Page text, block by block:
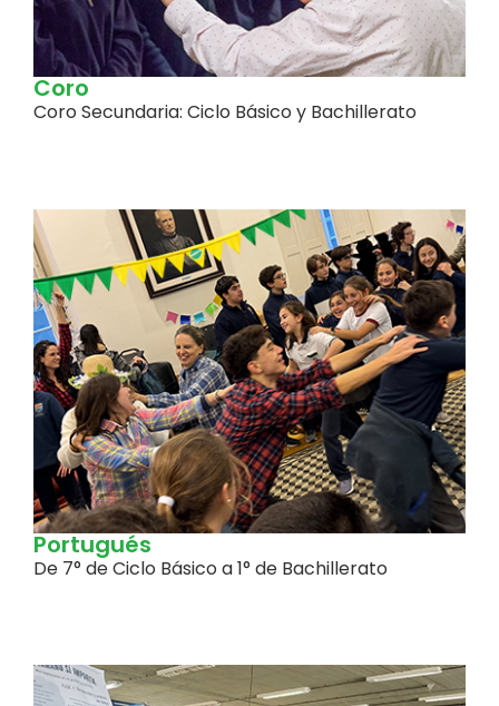
Coro
Coro Secundaria: Ciclo Básico y Bachillerato
Portugués
De 7° de Ciclo Básico a 1° de Bachillerato